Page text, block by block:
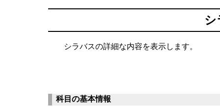
シ
シラバスの詳細な内容を表示します。
科目の基本情報